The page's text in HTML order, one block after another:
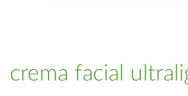
crema facial